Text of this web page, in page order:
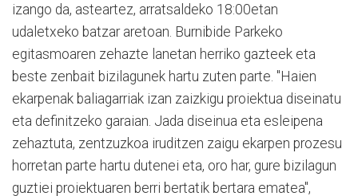
izango da, asteartez, arratsaldeko 18:00etan
udaletxeko batzar aretoan. Burnibide Parkeko
egitasmoaren zehazte lanetan herriko gazteek eta
beste zenbait bizilagunek hartu zuten parte. "Haien
ekarpenak baliagarriak izan zaizkigu proiektua diseinatu
eta definitzeko garaian. Jada diseinua eta esleipena
zehaztuta, zentzuzkoa iruditzen zaigu ekarpen prozesu
horretan parte hartu dutenei eta, oro har, gure bizilagun
guztiei proiektuaren berri bertatik bertara ematea",